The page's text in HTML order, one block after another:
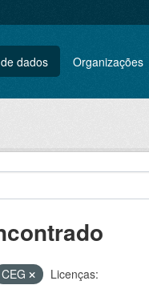
dados Organizações
CEG
Licenças: